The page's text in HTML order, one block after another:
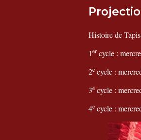
Histoire de
1er cycle :
2e cycle :
3e cycle :
4e cycle :